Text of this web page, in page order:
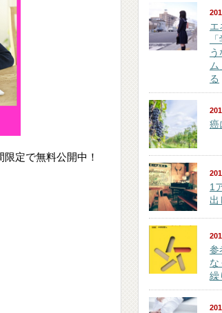
定で無料公開中！
エ
る
癌
1
出
参
な
繰